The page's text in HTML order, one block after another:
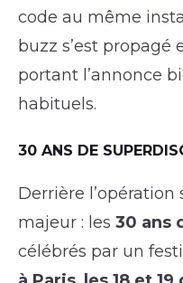
code au même
buzz s’est propagé
portant l’annonce
habituels.
30 ANS DE
Derrière
majeur : les30 ans
célébrés par un